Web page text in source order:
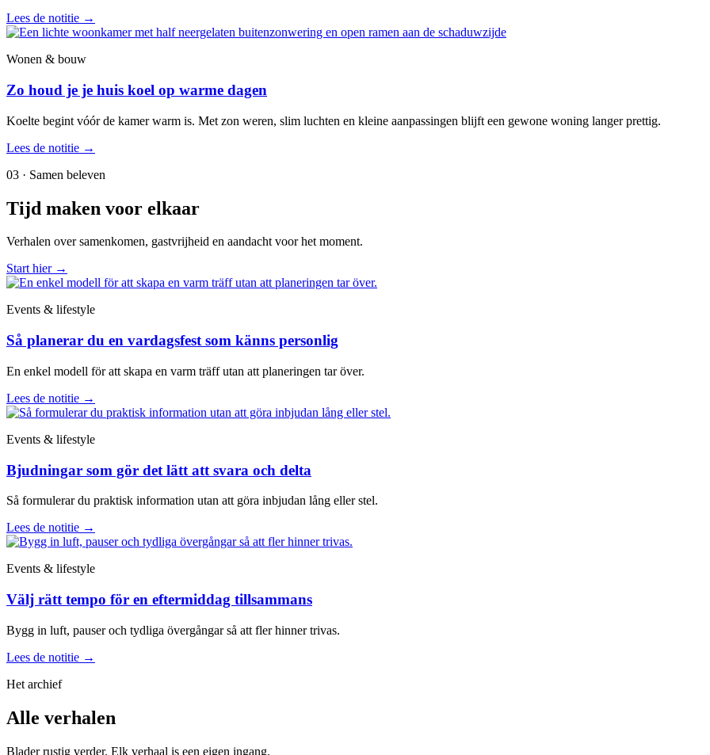
Lees de notitie →
Wonen & bouw
Zo houd je je huis koel op warme dagen
Koelte begint vóór de kamer warm is. Met zon weren, slim luchten en kleine aanpassingen blijft een gewone woning langer prettig.
Lees de notitie →
03 · Samen beleven
Tijd maken voor elkaar
Verhalen over samenkomen, gastvrijheid en aandacht voor het moment.
Start hier →
Events & lifestyle
Så planerar du en vardagsfest som känns personlig
En enkel modell för att skapa en varm träff utan att planeringen tar över.
Lees de notitie →
Events & lifestyle
Bjudningar som gör det lätt att svara och delta
Så formulerar du praktisk information utan att göra inbjudan lång eller stel.
Lees de notitie →
Events & lifestyle
Välj rätt tempo för en eftermiddag tillsammans
Bygg in luft, pauser och tydliga övergångar så att fler hinner trivas.
Lees de notitie →
Het archief
Alle verhalen
Blader rustig verder. Elk verhaal is een eigen ingang.